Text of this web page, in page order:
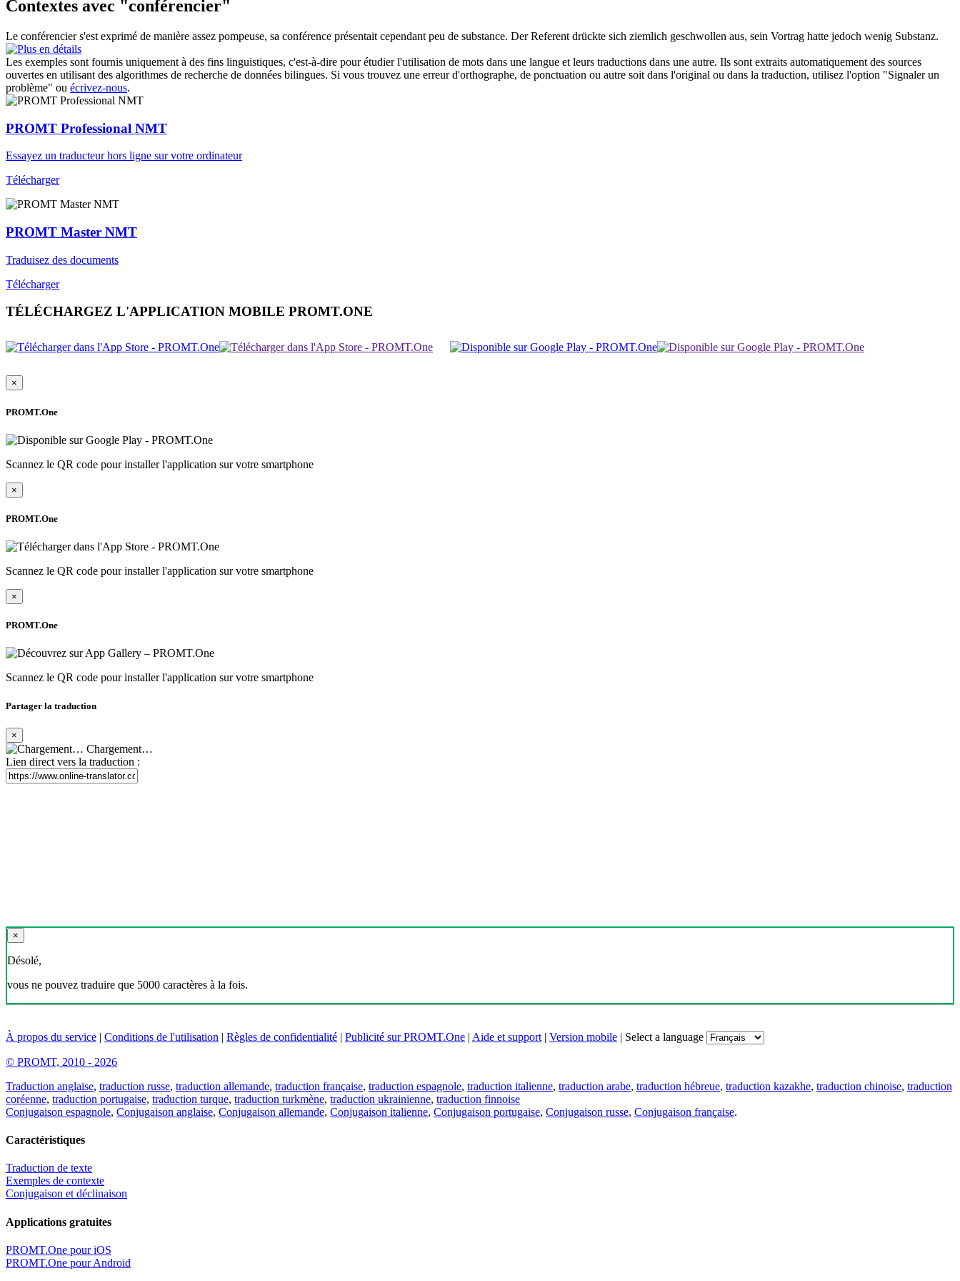
Contextes avec "conférencier"
Le conférenciers'est exprimé de manière assez pompeuse, sa conférence présentait cependant peu de substance. Der Referent drückte sich ziemlich geschwollen aus, sein Vortrag hatte jedoch wenig Substanz.
Les exemples sont fournis uniquement à des fins linguistiques, c'est-à-dire pour étudier l'utilisation de mots dans une langue et leurs traductions dans une autre. Ils sont extraits automatiquement des sources
ouvertes en utilisant des algorithmes de recherche de données bilingues. Si vous trouvez une erreur d'orthographe, de ponctuation ou autre soit dans l'original ou dans la traduction, utilisez l'option "Signaler un
problème" ou écrivez-nous.
PROMT Professional NMT
Essayez un traducteur hors ligne sur votre ordinateur
Télécharger
PROMT Master NMT
Traduisez des documents
Télécharger
TÉLÉCHARGEZ L'APPLICATION MOBILE PROMT.ONE
×
PROMT.One
Scannez le QR code pour installer l'application sur votre smartphone
×
PROMT.One
Scannez le QR code pour installer l'application sur votre smartphone
×
PROMT.One
Scannez le QR code pour installer l'application sur votre smartphone
Partager la traduction
×
Chargement…
Lien direct vers la traduction :
×
Désolé,
vous ne pouvez traduire que 5000 caractères à la fois.
À propos du service | Conditions de l'utilisation | Règles de confidentialité | Publicité sur PROMT.One | Aide et support | Version mobile | Select a language
© PROMT, 2010 - 2026
Traduction anglaise, traduction russe, traduction allemande, traduction française, traduction espagnole, traduction italienne, traduction arabe, traduction hébreue, traduction kazakhe, traduction chinoise, traduction
coréenne, traduction portugaise, traduction turque, traduction turkmène, traduction ukrainienne, traduction finnoise
Conjugaison espagnole, Conjugaison anglaise, Conjugaison allemande, Conjugaison italienne, Conjugaison portugaise, Conjugaison russe, Conjugaison française.
Caractéristiques
Traduction de texte
Exemples de contexte
Conjugaison et déclinaison
Applications gratuites
PROMT.One pour iOS
PROMT.One pour Android